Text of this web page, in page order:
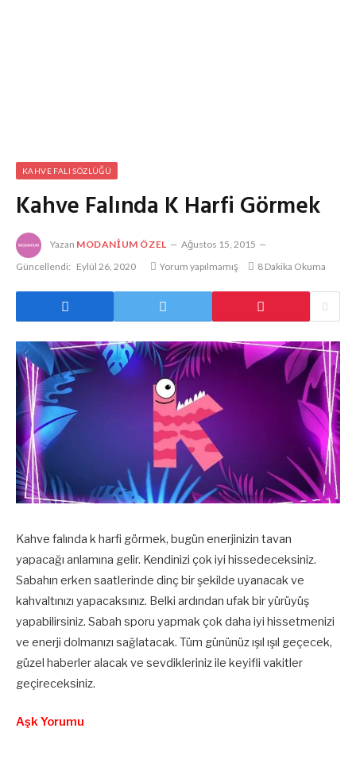
KAHVE FALI SÖZLÜĞÜ
Kahve Falında K Harfi Görmek
Yazan MODANIUM ÖZEL
Ağustos 15, 2015
Güncellendi: Eylül 26, 2020 Yorum yapılmamış 8 Dakika Okuma
Kahve falında k harfi görmek, bugün enerjinizin tavan
yapacağı anlamına gelir. Kendinizi çok iyi hissedeceksiniz.
Sabahın erken saatlerinde dinç bir şekilde uyanacak ve
kahvaltınızı yapacaksınız. Belki ardından ufak bir yürüyüş
yapabilirsiniz. Sabah sporu yapmak çok daha iyi hissetmenizi
ve enerji dolmanızı sağlatacak. Tüm gününüz ışıl ışıl geçecek,
güzel haberler alacak ve sevdikleriniz ile keyifli vakitler
geçireceksiniz.
Aşk Yorumu